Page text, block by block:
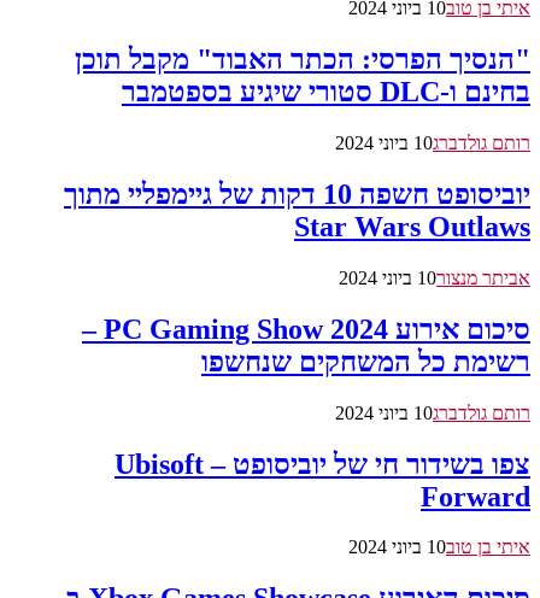
איתי בן טוב10 ביוני 2024
"הנסיך הפרסי: הכתר האבוד" מקבל תוכן
בחינם ו-DLC סטורי שיגיע בספטמבר
רותם גולדברג10 ביוני 2024
יוביסופט חשפה 10 דקות של גיימפליי מתוך
Star Wars Outlaws
אביתר מנצור10 ביוני 2024
סיכום אירוע PC Gaming Show 2024 –
רשימת כל המשחקים שנחשפו
רותם גולדברג10 ביוני 2024
צפו בשידור חי של יוביסופט – Ubisoft
Forward
איתי בן טוב10 ביוני 2024